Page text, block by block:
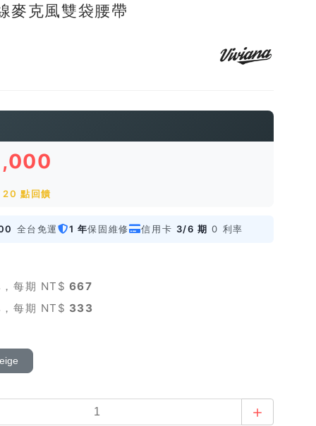
麥克風雙袋腰帶
20 點回饋
全台免運 1 年保固維修 信用卡 3/6 期 0 利率
每期 NT$ 667
每期 NT$ 333